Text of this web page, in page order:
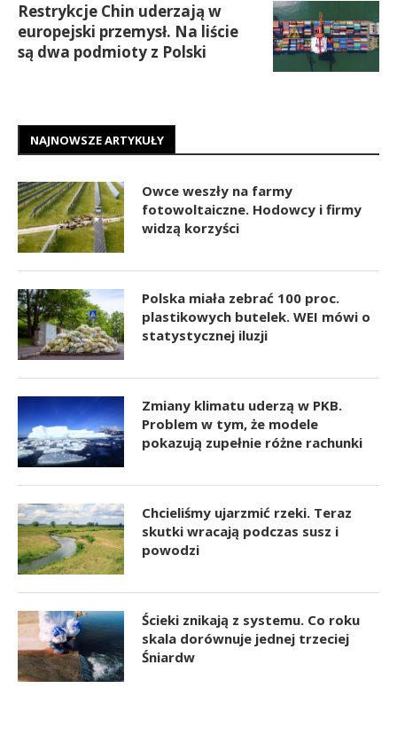
Restrykcje Chin uderzają w
europejski przemysł. Na liście
są dwa podmioty z Polski
NAJNOWSZE ARTYKUŁY
Owce weszły na farmy
fotowoltaiczne. Hodowcy i firmy
widzą korzyści
Polska miała zebrać 100 proc.
plastikowych butelek. WEI mówi o
statystycznej iluzji
Zmiany klimatu uderzą w PKB.
Problem w tym, że modele
pokazują zupełnie różne rachunki
Chcieliśmy ujarzmić rzeki. Teraz
skutki wracają podczas susz i
powodzi
Ścieki znikają z systemu. Co roku
skala dorównuje jednej trzeciej
Śniardw